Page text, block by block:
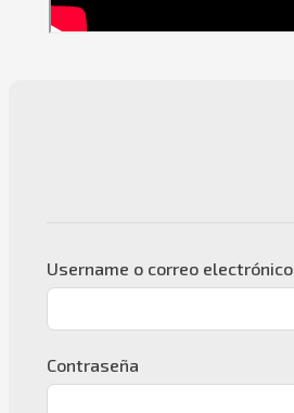
Username o correo electrónico
Contraseña